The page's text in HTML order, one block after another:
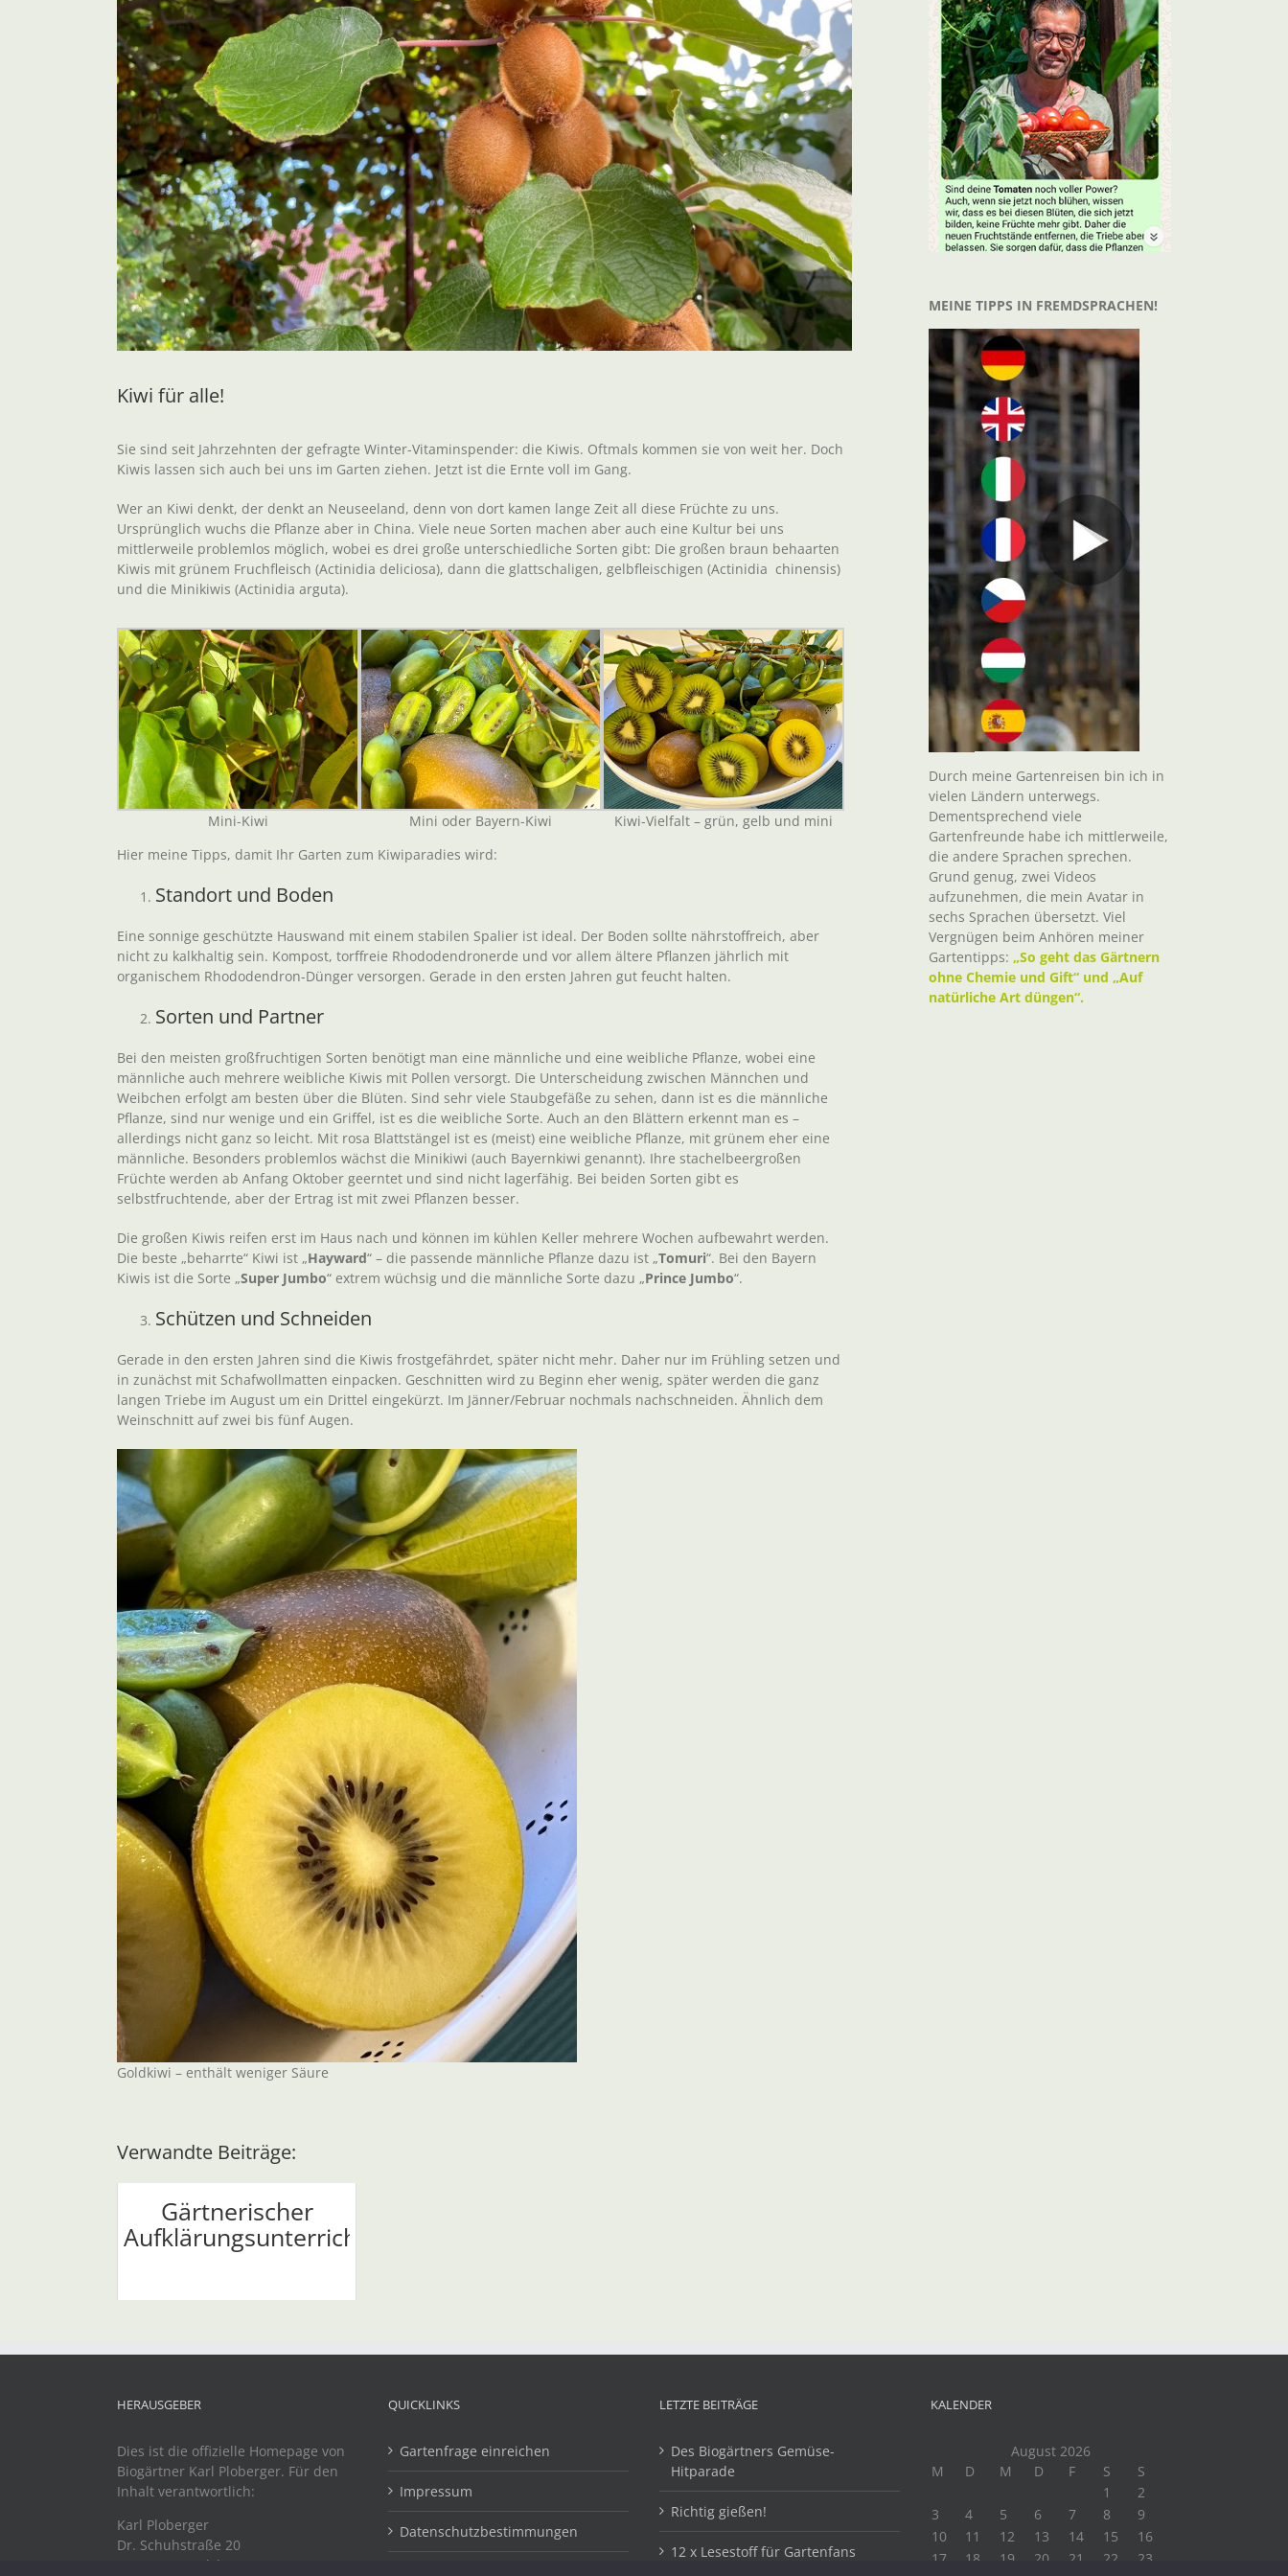
Kiwi für alle!
Sie sind seit Jahrzehnten der gefragte Winter-Vitaminspender: die Kiwis. Oftmals kommen sie von weit her. Doch
Kiwis lassen sich auch bei uns im Garten ziehen. Jetzt ist die Ernte voll im Gang.
Wer an Kiwi denkt, der denkt an Neuseeland, denn von dort kamen lange Zeit all diese Früchte zu uns.
Ursprünglich wuchs die Pflanze aber in China. Viele neue Sorten machen aber auch eine Kultur bei uns
mittlerweile problemlos möglich, wobei es drei große unterschiedliche Sorten gibt: Die großen braun behaarten
Kiwis mit grünem Fruchfleisch (Actinidia deliciosa), dann die glattschaligen, gelbfleischigen (Actinidia chinensis)
und die Minikiwis (Actinidia arguta).
Mini-Kiwi Mini oder Bayern-Kiwi
Kiwi-Vielfalt – grün, gelb und mini
Hier meine Tipps, damit Ihr Garten zum Kiwiparadies wird:
Standort und Boden
Eine sonnige geschützte Hauswand mit einem stabilen Spalier ist ideal. Der Boden sollte nährstoffreich, aber
nicht zu kalkhaltig sein. Kompost, torffreie Rhododendronerde und vor allem ältere Pflanzen jährlich mit
organischem Rhododendron-Dünger versorgen. Gerade in den ersten Jahren gut feucht halten.
Sorten und Partner
Bei den meisten großfruchtigen Sorten benötigt man eine männliche und eine weibliche Pflanze, wobei eine
männliche auch mehrere weibliche Kiwis mit Pollen versorgt. Die Unterscheidung zwischen Männchen und
Weibchen erfolgt am besten über die Blüten. Sind sehr viele Staubgefäße zu sehen, dann ist es die männliche
Pflanze, sind nur wenige und ein Griffel, ist es die weibliche Sorte. Auch an den Blättern erkennt man es –
allerdings nicht ganz so leicht. Mit rosa Blattstängel ist es (meist) eine weibliche Pflanze, mit grünem eher eine
männliche. Besonders problemlos wächst die Minikiwi (auch Bayernkiwi genannt). Ihre stachelbeergroßen
Früchte werden ab Anfang Oktober geerntet und sind nicht lagerfähig. Bei beiden Sorten gibt es
selbstfruchtende, aber der Ertrag ist mit zwei Pflanzen besser.
Die großen Kiwis reifen erst im Haus nach und können im kühlen Keller mehrere Wochen aufbewahrt werden.
Die beste „beharrte“ Kiwi ist „Hayward“ – die passende männliche Pflanze dazu ist „Tomuri“. Bei den Bayern
Kiwis ist die Sorte „Super Jumbo“ extrem wüchsig und die männliche Sorte dazu „Prince Jumbo“.
Schützen und Schneiden
Gerade in den ersten Jahren sind die Kiwis frostgefährdet, später nicht mehr. Daher nur im Frühling setzen und
in zunächst mit Schafwollmatten einpacken. Geschnitten wird zu Beginn eher wenig, später werden die ganz
langen Triebe im August um ein Drittel eingekürzt. Im Jänner/Februar nochmals nachschneiden. Ähnlich dem
Weinschnitt auf zwei bis fünf Augen.
Goldkiwi – enthält weniger Säure
Verwandte Beiträge:
Gärtnerischer
Aufklärungsunterricht
MEINE TIPPS IN FREMDSPRACHEN!
Durch meine Gartenreisen bin ich in
vielen Ländern unterwegs.
Dementsprechend viele
Gartenfreunde habe ich mittlerweile,
die andere Sprachen sprechen.
Grund genug, zwei Videos
aufzunehmen, die mein Avatar in
sechs Sprachen übersetzt. Viel
Vergnügen beim Anhören meiner
Gartentipps: „So geht das Gärtnern
ohne Chemie und Gift“ und „Auf
natürliche Art düngen“.
HERAUSGEBER
Dies ist die offizielle Homepage von
Biogärtner Karl Ploberger. Für den
Inhalt verantwortlich:
Karl Ploberger
Dr. Schuhstraße 20
A-4863 Seewalchen
QUICKLINKS
Gartenfrage einreichen
Impressum
Datenschutzbestimmungen
LETZTE BEITRÄGE
Des Biogärtners Gemüse-
Hitparade
Richtig gießen!
12 x Lesestoff für Gartenfans
KALENDER
August 2026
M
D M D F S
S
1
2
3
4 5 6 7 8
9
10
11 12 13 14 15
16
17
18 19 20 21 22
23